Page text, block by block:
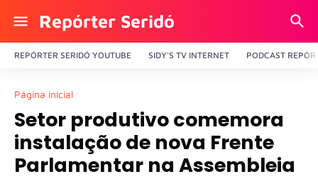
Repórter Seridó
REPÓRTER SERIDÓ YOUTUBE SIDY'S TV INTERNET PODCAST
Página inicial
Setor produtivo comemora
instalação de nova Frente
Parlamentar na Assembleia